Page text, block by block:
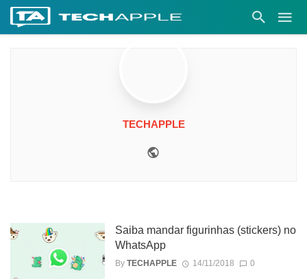
TECHAPPLE
Saiba mandar figurinhas (stickers) no
WhatsApp
By TECHAPPLE 14/11/2018 0